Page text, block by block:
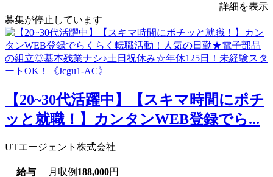
詳細を表示
募集が停止しています
【20~30代活躍中】【スキマ時間にポチ
ッと就職！】カンタンWEB登録でら...
UTエージェント株式会社
給与 月収例 188,000円